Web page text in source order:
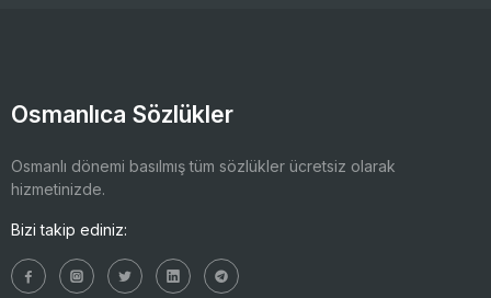
Osmanlıca Sözlükler
Osmanlı dönemi basılmış tüm sözlükler ücretsiz olarak
hizmetinizde.
Bizi takip ediniz: